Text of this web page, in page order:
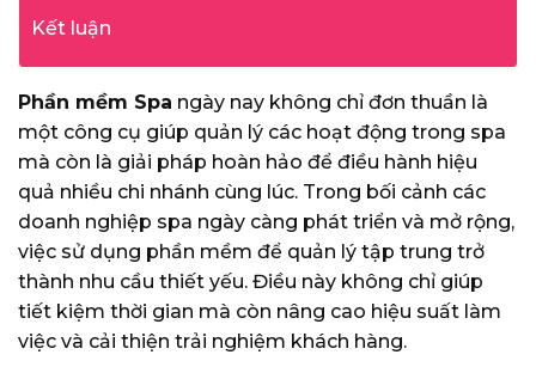
Kết luận
Phần mềm Spa ngày nay không chỉ đơn thuần là
một công cụ giúp quản lý các hoạt động trong spa
mà còn là giải pháp hoàn hảo để điều hành hiệu
quả nhiều chi nhánh cùng lúc. Trong bối cảnh các
doanh nghiệp spa ngày càng phát triển và mở rộng,
việc sử dụng phần mềm để quản lý tập trung trở
thành nhu cầu thiết yếu. Điều này không chỉ giúp
tiết kiệm thời gian mà còn nâng cao hiệu suất làm
việc và cải thiện trải nghiệm khách hàng.